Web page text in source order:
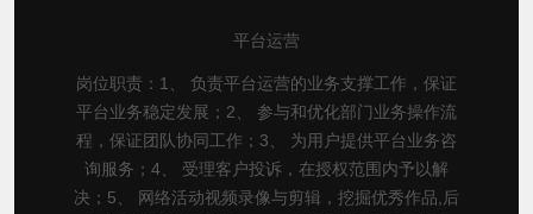
平台运营
岗位职责：1、 负责平台运营的业务支撑工作，保证
平台业务稳定发展；2、 参与和优化部门业务操作流
程，保证团队协同工作；3、 为用户提供平台业务咨
询服务；4、 受理客户投诉，在授权范围内予以解
决；5、 网络活动视频录像与剪辑，挖掘优秀作品,后